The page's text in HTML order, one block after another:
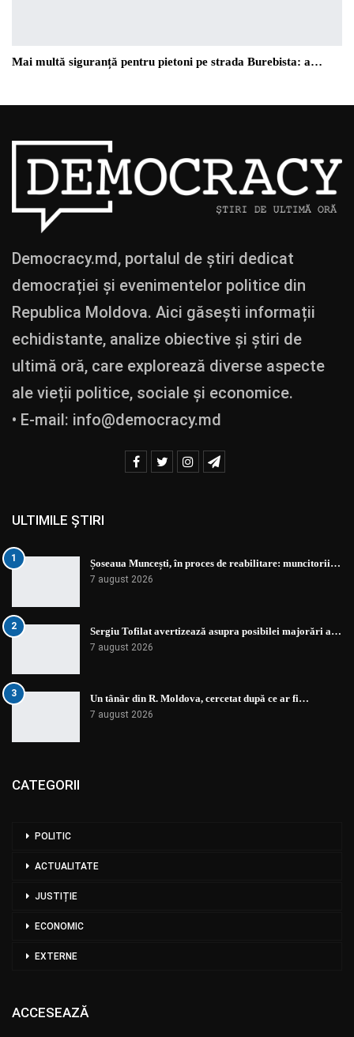
Mai multă siguranță pentru pietoni pe strada Burebista: a…
Democracy.md, portalul de știri dedicat
democrației și evenimentelor politice din
Republica Moldova. Aici găsești informații
echidistante, analize obiective și știri de
ultimă oră, care explorează diverse aspecte
ale vieții politice, sociale și economice.
• E-mail: info@democracy.md
ULTIMILE ȘTIRI
1 Șoseaua Muncești, în proces de reabilitare: muncitorii…
7 august 2026
2 Sergiu Tofilat avertizează asupra posibilei majorări a…
7 august 2026
3 Un tânăr din R. Moldova, cercetat după ce ar fi…
7 august 2026
CATEGORII
POLITIC
ACTUALITATE
JUSTIȚIE
ECONOMIC
EXTERNE
ACCESEAZĂ